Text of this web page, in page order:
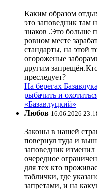
Каким образом
это заповедник там
знаков .Это больше
ровном месте
стандарты, на этой
огороженые
другим
преследует?
На берегах
рыбачить и
«Базавлуцкий»
Любов 16.06.2026
Законы в нашей
повернул туда и
заповедник
очередное
для тех кто
таблички, где
запретами, и на